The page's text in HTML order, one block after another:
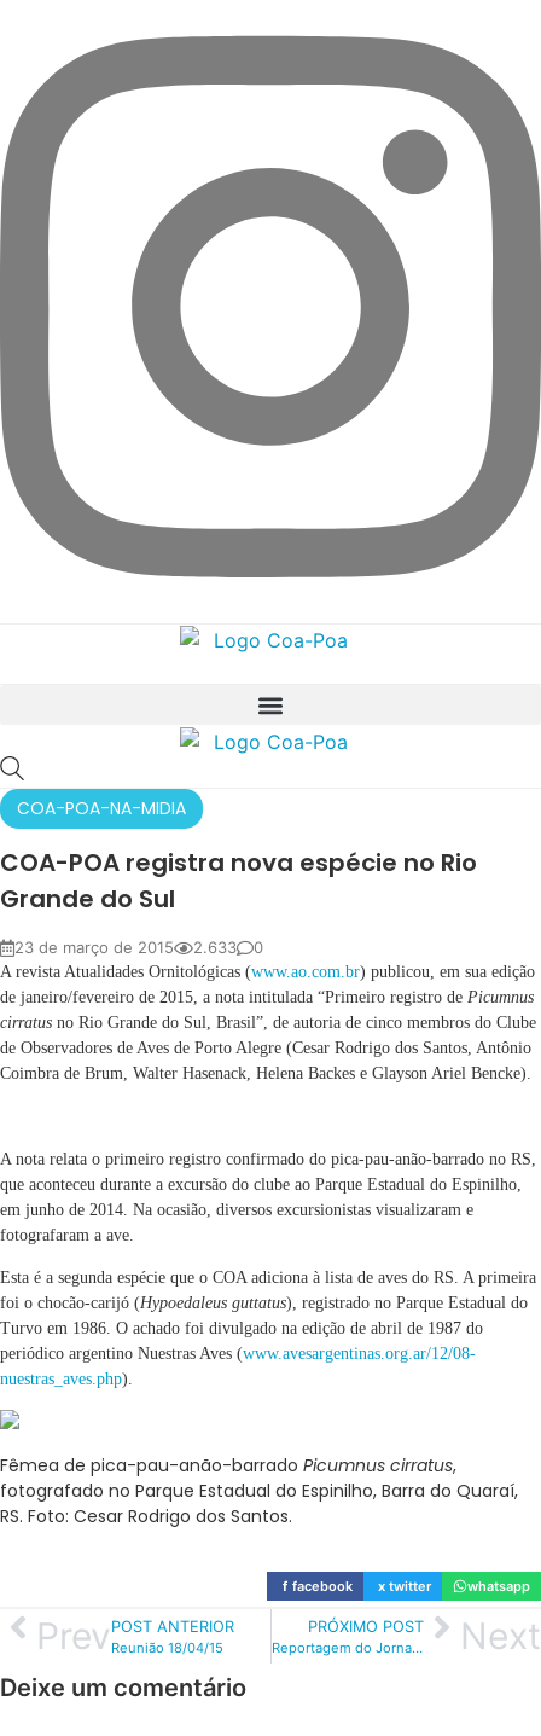
COA-POA-NA-MIDIA
COA-POA registra nova espécie no Rio
Grande do Sul
23 de março de 2015 2.633 0
A revista Atualidades Ornitológicas (www.ao.com.br) publicou, em sua edição
de janeiro/fevereiro de 2015, a nota intitulada “Primeiro registro de Picumnus
cirratus no Rio Grande do Sul, Brasil”, de autoria de cinco membros do Clube
de Observadores de Aves de Porto Alegre (Cesar Rodrigo dos Santos, Antônio
Coimbra de Brum, Walter Hasenack, Helena Backes e Glayson Ariel Bencke).
A nota relata o primeiro registro confirmado do pica-pau-anão-barrado no RS,
que aconteceu durante a excursão do clube ao Parque Estadual do Espinilho,
em junho de 2014. Na ocasião, diversos excursionistas visualizaram e
fotografaram a ave.
Esta é a segunda espécie que o COA adiciona à lista de aves do RS. A primeira
foi o chocão-carijó (Hypoedaleus guttatus), registrado no Parque Estadual do
Turvo em 1986. O achado foi divulgado na edição de abril de 1987 do
periódico argentino Nuestras Aves (www.avesargentinas.org.ar/12/08-
nuestras_aves.php).
Fêmea de pica-pau-anão-barrado Picumnus cirratus,
fotografado no Parque Estadual do Espinilho, Barra do Quaraí,
RS. Foto: Cesar Rodrigo dos Santos.
f facebook x twitter whatsapp
Prev POST ANTERIOR
Reunião 18/04/15
PRÓXIMO POST
Reportagem do Jornal do Almoço sobre a soltura de um falcão-peregrino no ZOO de Sapucaia do Sul Next
Deixe um comentário